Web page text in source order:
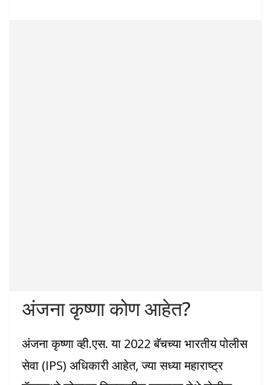
अंजना कृष्णा कोण आहेत?
अंजना कृष्णा व्ही.एस. या 2022 बॅचच्या भारतीय पोलीस
सेवा (IPS) अधिकारी आहेत, ज्या सध्या महाराष्ट्र